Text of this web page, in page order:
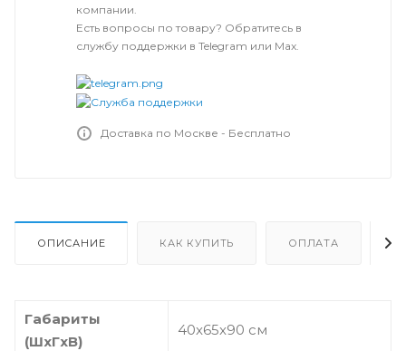
компании.
Есть вопросы по товару? Обратитесь в
службу поддержки в Telegram или Max.
Доставка по Москве - Бесплатно
ОПИСАНИЕ КАК КУПИТЬ ОПЛАТА
Габариты
(ШxГxВ)
40x65x90 см